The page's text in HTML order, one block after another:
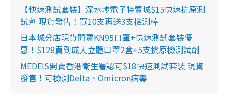
【快速測試套裝】深水埗電子特賣城$15快速抗原測
試劑 現貨發售！買10支再送3支檢測棒
日本城分店現貨開賣KN95口罩+快速測試套裝優
惠！$128買到成人立體口罩2盒+5支抗原檢測試劑
MEDEIS開賣香港衛生署認可$18快速測試套裝 現貨
發售！可檢測Delta、Omicron病毒